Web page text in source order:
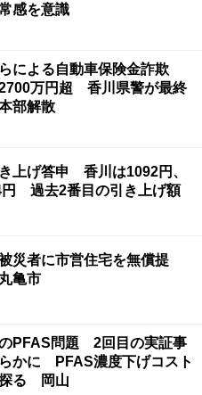
感を意識
による自動車保険金詐欺
万円超 香川県警が最終
部解散
上げ答申 香川は1092円、
円 過去2番目の引き上げ額
災者に市営住宅を無償提
亀市
PFAS問題 2回目の実証事
かに PFAS濃度下げコスト
る 岡山